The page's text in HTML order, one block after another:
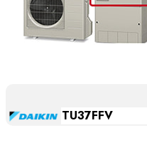
TU37FFV